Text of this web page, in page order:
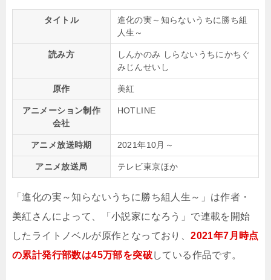
タイトル
進化の実～知らないうちに勝ち組
人生～
読み方
しんかのみ しらないうちにかちぐ
みじんせいし
原作 美紅
アニメーション制作
会社
HOTLINE
アニメ放送時期 2021年10月～
アニメ放送局 テレビ東京ほか
「進化の実～知らないうちに勝ち組人生～」は作者・
美紅さんによって、「小説家になろう」で連載を開始
したライトノベルが原作となっており、2021年7月時点
の累計発行部数は45万部を突破している作品です。